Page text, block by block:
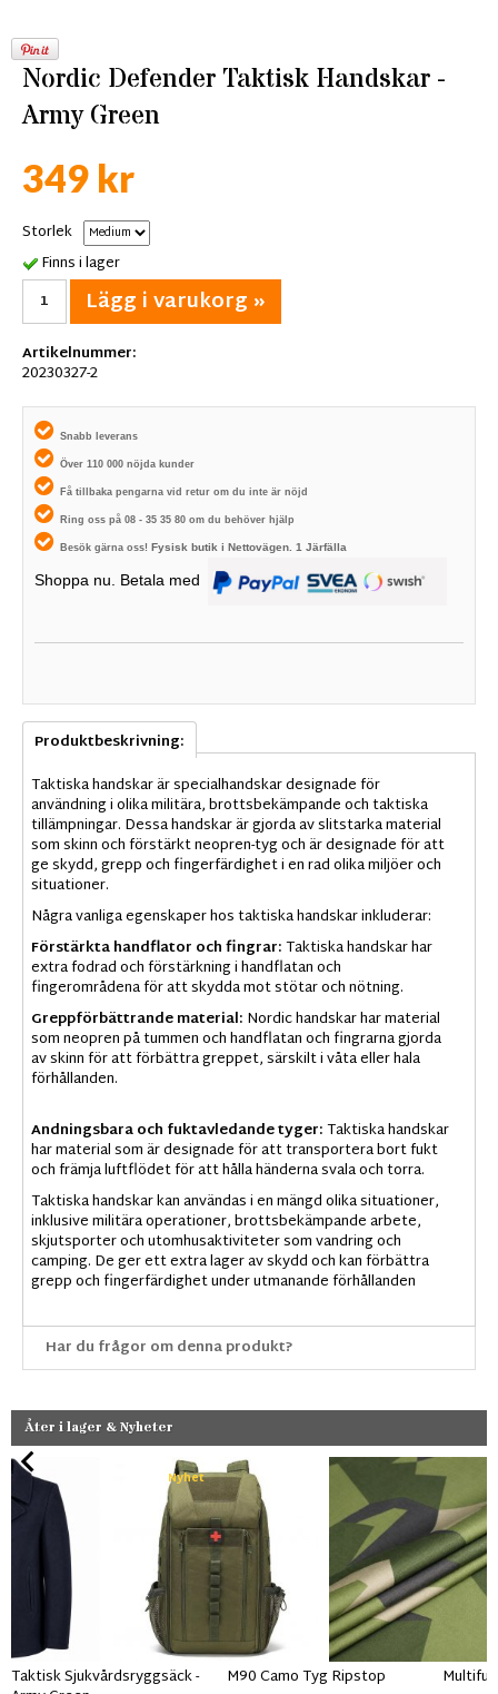
Nordic Defender Taktisk Handskar -
Army Green
349 kr
Storlek
Finns i lager
Lägg i varukorg »
Artikelnummer:
20230327-2
Snabb leverans
Över 110 000 nöjda kunder
Få tillbaka pengarna vid retur om du inte är nöjd
Ring oss på 08 - 35 35 80 om du behöver hjälp
Besök gärna oss! Fysisk butik i Nettovägen. 1 Järfälla
Shoppa nu. Betala med
Produktbeskrivning:
Taktiska handskar är specialhandskar designade för
användning i olika militära, brottsbekämpande och taktiska
tillämpningar. Dessa handskar är gjorda av slitstarka material
som skinn och förstärkt neopren-tyg och är designade för att
ge skydd, grepp och fingerfärdighet i en rad olika miljöer och
situationer.
Några vanliga egenskaper hos taktiska handskar inkluderar:
Förstärkta handflator och fingrar:Taktiska handskar har
extra fodrad och förstärkning i handflatan och
fingerområdena för att skydda mot stötar och nötning.
Greppförbättrande material: Nordic handskar har material
som neopren på tummen och handflatan och fingrarna gjorda
av skinn för att förbättra greppet, särskilt i våta eller hala
förhållanden.
Andningsbara och fuktavledande tyger:Taktiska handskar
har material som är designade för att transportera bort fukt
och främja luftflödet för att hålla händerna svala och torra.
Taktiska handskar kan användas i en mängd olika situationer,
inklusive militära operationer, brottsbekämpande arbete,
skjutsporter och utomhusaktiviteter som vandring och
camping. De ger ett extra lager av skydd och kan förbättra
grepp och fingerfärdighet under utmanande förhållanden
Har du frågor om denna produkt?
Åter i lager & Nyheter
Nyhet
Taktisk Sjukvårdsryggsäck - M90 Camo Tyg Ripstop